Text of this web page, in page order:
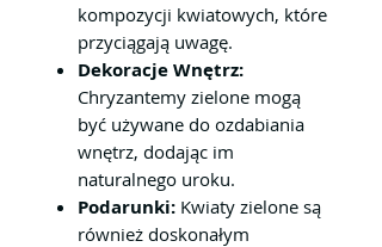
kompozycji kwiatowych, które
przyciągają uwagę.
Dekoracje Wnętrz:
Chryzantemy zielone mogą
być używane do ozdabiania
wnętrz, dodając im
naturalnego uroku.
Podarunki: Kwiaty zielone są
również doskonałym